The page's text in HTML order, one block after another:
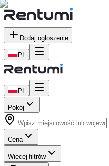
Dodaj ogłoszenie
PL
PL
Pokój
Cena
Więcej filtrów